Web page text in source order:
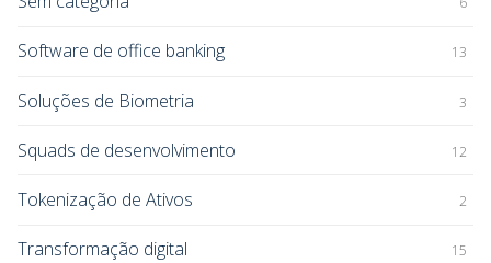
Software de office banking 13
Soluções de Biometria 3
Squads de desenvolvimento 12
Tokenização de Ativos 2
Transformação digital 15